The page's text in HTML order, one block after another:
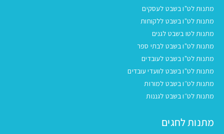
מתנות לט"ו בשבט לעסקים
מתנות לט"ו בשבט ללקוחות
מתנות לטו בשבט לגנים
מתנות לט"ו בשבט לבתי ספר
מתנות לט"ו בשבט לעובדים
מתנות לט"ו בשבט לוועדי עובדים
מתנות לט״ו בשבט למורות
מתנות לט״ו בשבט לגננות
מתנות לחגים